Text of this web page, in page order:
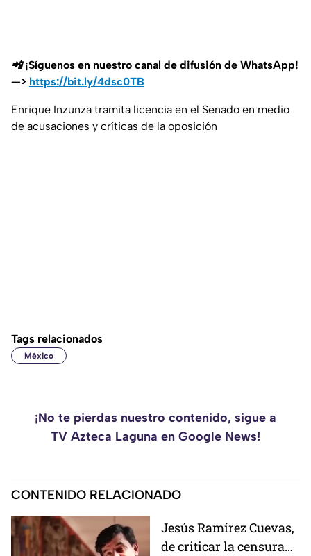
📲 ¡Síguenos en nuestro canal de difusión de WhatsApp!
—> https://bit.ly/4dsc0TB
Enrique Inzunza tramita licencia en el Senado en medio
de acusaciones y críticas de la oposición
Tags relacionados
México
¡No te pierdas nuestro contenido, sigue a
TV Azteca Laguna en Google News!
CONTENIDO RELACIONADO
Jesús Ramírez Cuevas,
de criticar la censura